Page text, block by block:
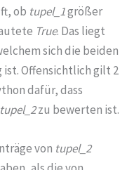
ob tupel_1größer
True. Das liegt
sich die beiden
Offensichtlich gilt 2
dafür, dass
tupel_2zu bewerten ist.
von tupel_2